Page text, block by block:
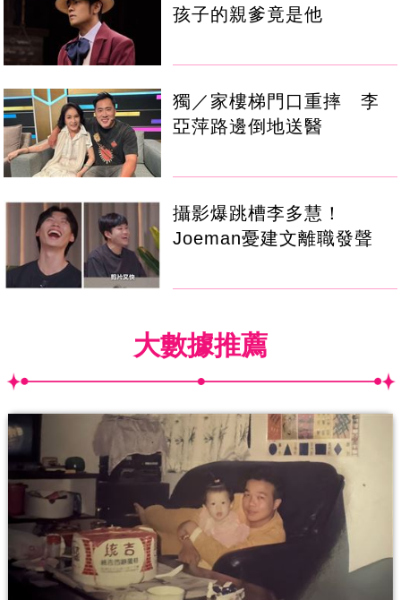
孩子的親爹竟是他
獨／家樓梯門口重摔 李
亞萍路邊倒地送醫
攝影爆跳槽李多慧！
Joeman憂建文離職發聲
大數據推薦